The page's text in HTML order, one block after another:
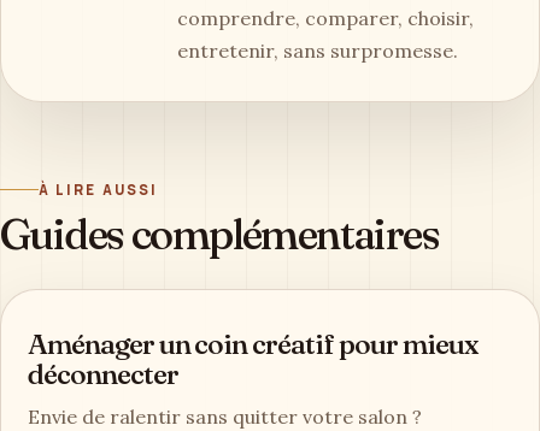
comprendre, comparer, choisir,
entretenir, sans surpromesse.
À LIRE AUSSI
Guides complémentaires
Aménager un coin créatif pour mieux
déconnecter
Envie de ralentir sans quitter votre salon ?